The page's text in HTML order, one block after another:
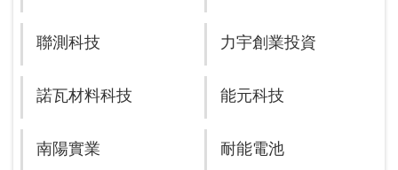
聯測科技 力宇創業投資
諾瓦材料科技 能元科技
南陽實業 耐能電池